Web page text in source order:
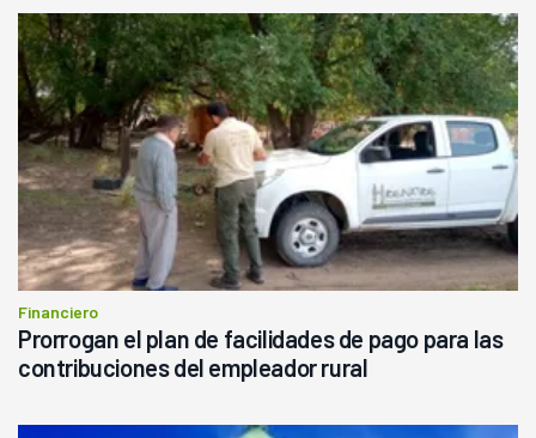
Financiero
Prorrogan el plan de facilidades de pago para las
contribuciones del empleador rural